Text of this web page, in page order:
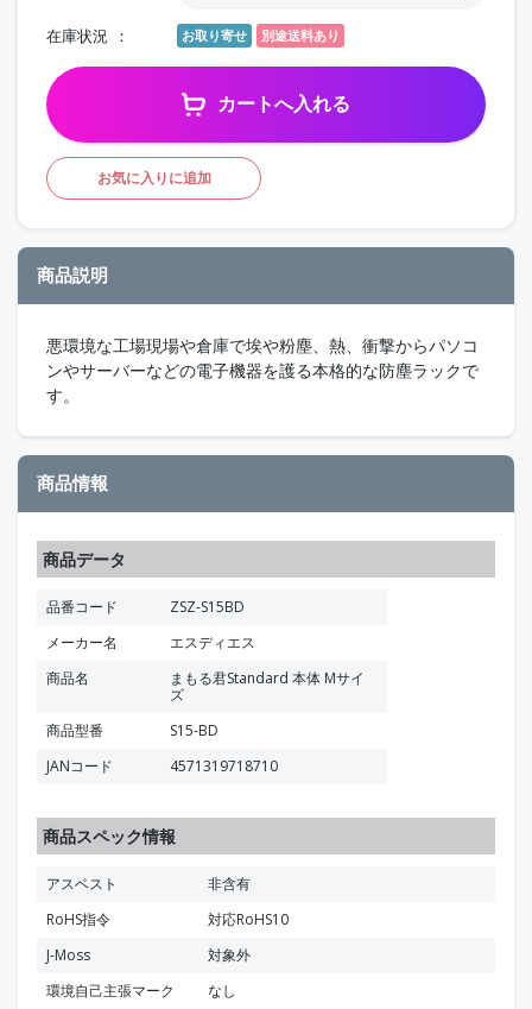
在庫状況 お取り寄せ 別途送料あり
カートへ入れる
お気に入りに追加
商品説明
悪環境な工場現場や倉庫で埃や粉塵、熱、衝撃からパソコ
ンやサーバーなどの電子機器を護る本格的な防塵ラックで
す。
商品情報
商品データ
品番コード
ZSZ-S15BD
メーカー名
エスディエス
商品名
まもる君Standard 本体 Mサイ
ズ
商品型番
S15-BD
JANコード
4571319718710
商品スペック情報
アスベスト
非含有
RoHS指令
対応RoHS10
J-Moss
対象外
環境自己主張マーク
なし